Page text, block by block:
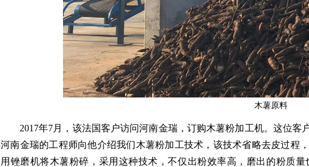
木薯原料
2017年7月，该法国客户访问河南金瑞，订购木薯粉加工机。这位
河南金瑞的工程师向他介绍我们木薯粉加工技术，该技术省略去皮过程
用锉磨机将木薯粉碎，采用这种技术，不仅出粉效率高，磨出的粉质